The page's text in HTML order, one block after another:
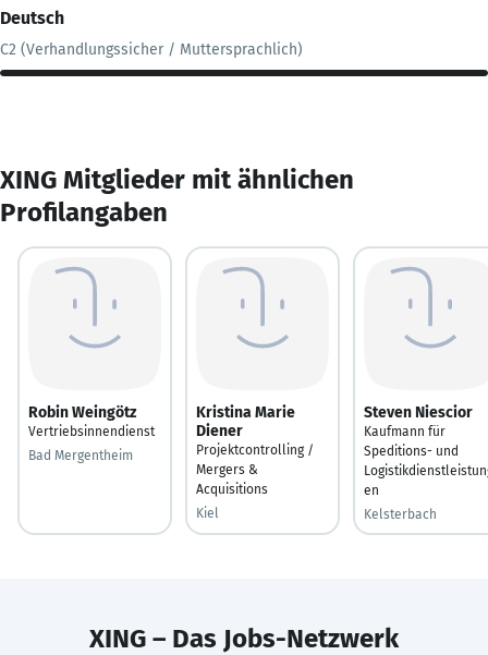
Deutsch
C2 (Verhandlungssicher / Muttersprachlich)
XING Mitglieder mit ähnlichen
Profilangaben
Robin Weingötz
Vertriebsinnendienst
Bad Mergentheim
Kristina Marie
Diener
Projektcontrolling /
Mergers &
Acquisitions
Kiel
Steven Niescior
Kaufmann für
Speditions- und
en
Kelsterbach
XING – Das Jobs-Netzwerk